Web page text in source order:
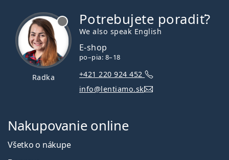
Radka
Potrebujete poradiť?
We also speak English
E-shop
po–pia: 8–18
+421 220 924 452
info@lentiamo.sk
Nakupovanie online
Všetko o nákupe